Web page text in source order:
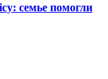
семье помогли